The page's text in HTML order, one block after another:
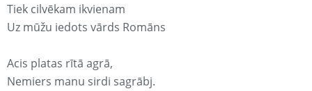
Tiek cilvēkam ikvienam
Uz mūžu iedots vārds Romāns
Acis platas rītā agrā,
Nemiers manu sirdi sagrābj.